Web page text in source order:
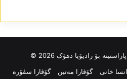
بۆ رادیۆیا دھۆک 2026 ©
خانی گۆڤارا مەتین گۆڤارا سڤۆرە